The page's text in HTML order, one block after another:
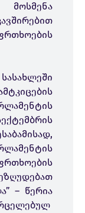
– წერია